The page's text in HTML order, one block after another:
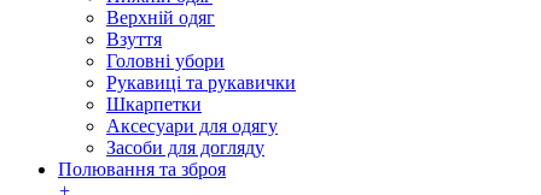
Верхній одяг
Взуття
Головні убори
Рукавиці та рукавички
Шкарпетки
Аксесуари для одягу
Засоби для догляду
Полювання та зброя
+